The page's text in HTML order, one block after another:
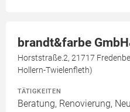
brandt&farbe
Horststraße.2, 21717
Hollern-Twielenfleth)
TÄTIGKEITEN
Beratung, Renovierung,